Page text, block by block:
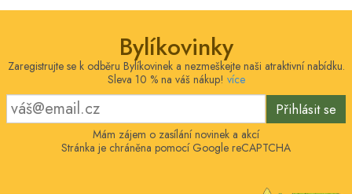
Bylíkovinky
Zaregistrujte se k odběru Bylíkovinek a nezmeškejte naši atraktivní nabídku.
Sleva 10 % na váš nákup! více
Přihlásit se
Mám zájem o zasílání novinek a akcí
Stránka je chráněna pomocí Google reCAPTCHA